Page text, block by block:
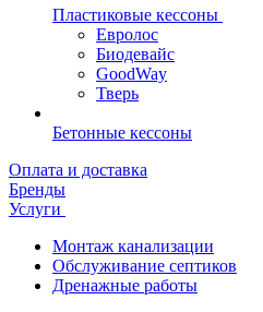
Пластиковые кессоны
Евролос
Биодевайс
GoodWay
Тверь
Бетонные кессоны
Оплата и доставка
Бренды
Услуги
Монтаж канализации
Обслуживание септиков
Дренажные работы